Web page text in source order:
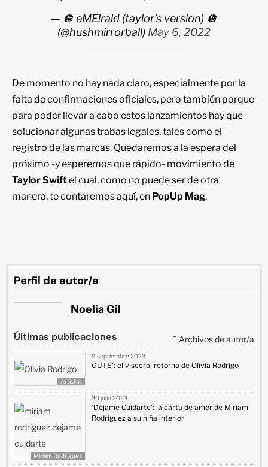
— 🪩 eME!rald (taylor’s version) 🪩
(@hushmirrorball) May 6, 2022
De momento no hay nada claro, especialmente por la
falta de confirmaciones oficiales, pero también porque
para poder llevar a cabo estos lanzamientos hay que
solucionar algunas trabas legales, tales como el
registro de las marcas. Quedaremos a la espera del
próximo -y esperemos que rápido- movimiento de
Taylor Swiftel cual, como no puede ser de otra
manera, te contaremos aquí, en PopUp Mag.
Perfil de autor/a
Noelia Gil
Últimas publicaciones Archivos de autor/a
Artistas
9 septiembre 2023
GUTS’: el visceral retorno de Olivia Rodrigo
Miriam Rodríguez
30 julio 2023
‘Déjame Cuidarte’: la carta de amor de Miriam
Rodríguez a su niña interior